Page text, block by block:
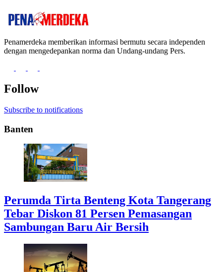
Penamerdeka memberikan informasi bermutu secara independen
dengan mengedepankan norma dan Undang-undang Pers.
Follow
Subscribe to notifications
Banten
Perumda Tirta Benteng Kota Tangerang
Tebar Diskon 81 Persen Pemasangan
Sambungan Baru Air Bersih